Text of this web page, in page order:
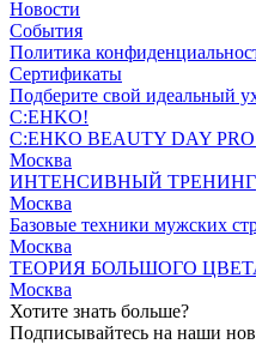
Новости
События
Политика
Сертификаты
Подберите свой идеальный
C:EHKO!
C:EHKO BEAUTY DAY
Москва
ИНТЕНСИВНЫЙ ТРЕНИНГ
Москва
Базовые техники мужских
Москва
ТЕОРИЯ БОЛЬШОГО
Москва
Хотите знать больше?
Подписывайтесь на наши